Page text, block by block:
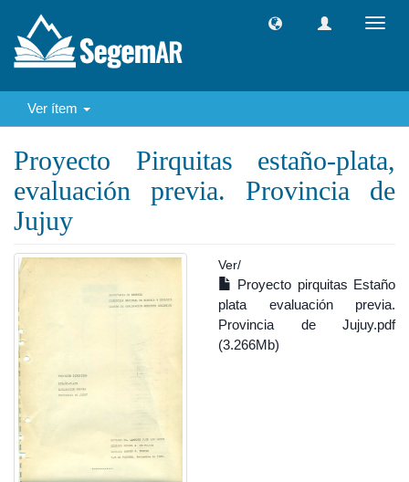
Ver ítem
Proyecto Pirquitas estaño-plata,
evaluación previa. Provincia de
Jujuy
Ver/
Proyecto pirquitas Estaño
plata evaluación previa.
Provincia de Jujuy.pdf
(3.266Mb)